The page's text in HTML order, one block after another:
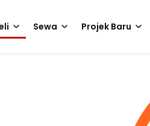
Sewa Projek Baru